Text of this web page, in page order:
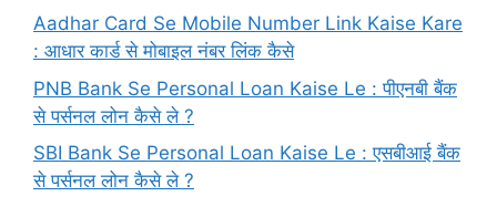
Aadhar Card Se Mobile Number Link Kaise Kare
: आधार कार्ड से मोबाइल नंबर लिंक कैसे
PNB Bank Se Personal Loan Kaise Le : पीएनबी बैंक
से पर्सनल लोन कैसे ले ?
SBI Bank Se Personal Loan Kaise Le : एसबीआई बैंक
से पर्सनल लोन कैसे ले ?